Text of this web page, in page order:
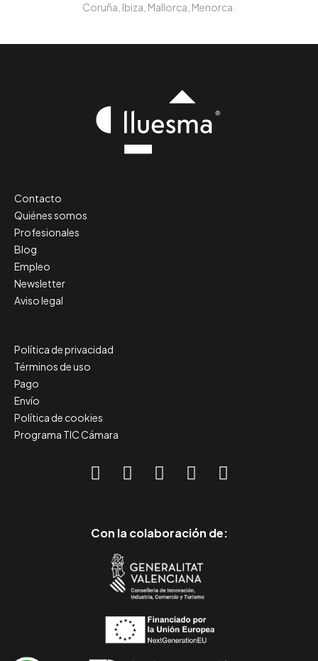
Coruña, Ibiza, Mallorca, Menorca.
Contacto
Quiénes somos
Profesionales
Blog
Empleo
Newsletter
Aviso legal
Política de privacidad
Términos de uso
Pago
Envío
Política de cookies
Programa TIC Cámara
Con la colaboración de: